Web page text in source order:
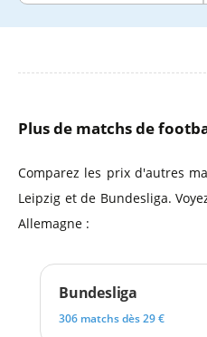
Plus de matchs de
Comparez les prix d'autres
Leipzig et de Bundesliga.
Allemagne :
Bundesliga
306 matchs dès 29 €